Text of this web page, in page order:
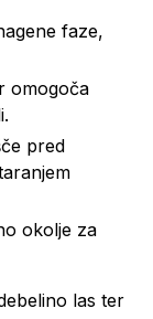
faze,
omogoča
pred
okolje za
las ter